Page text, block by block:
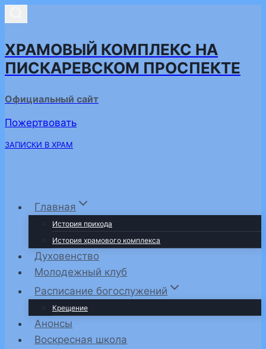
содержимому
ХРАМОВЫЙ КОМПЛЕКС НА
ПИСКАРЕВСКОМ ПРОСПЕКТЕ
Официальный сайт
Пожертвовать
ЗАПИСКИ В ХРАМ
Главная
История прихода
История храмового комплекса
Духовенство
Молодежный клуб
Расписание богослужений
Крещение
Анонсы
Воскресная школа